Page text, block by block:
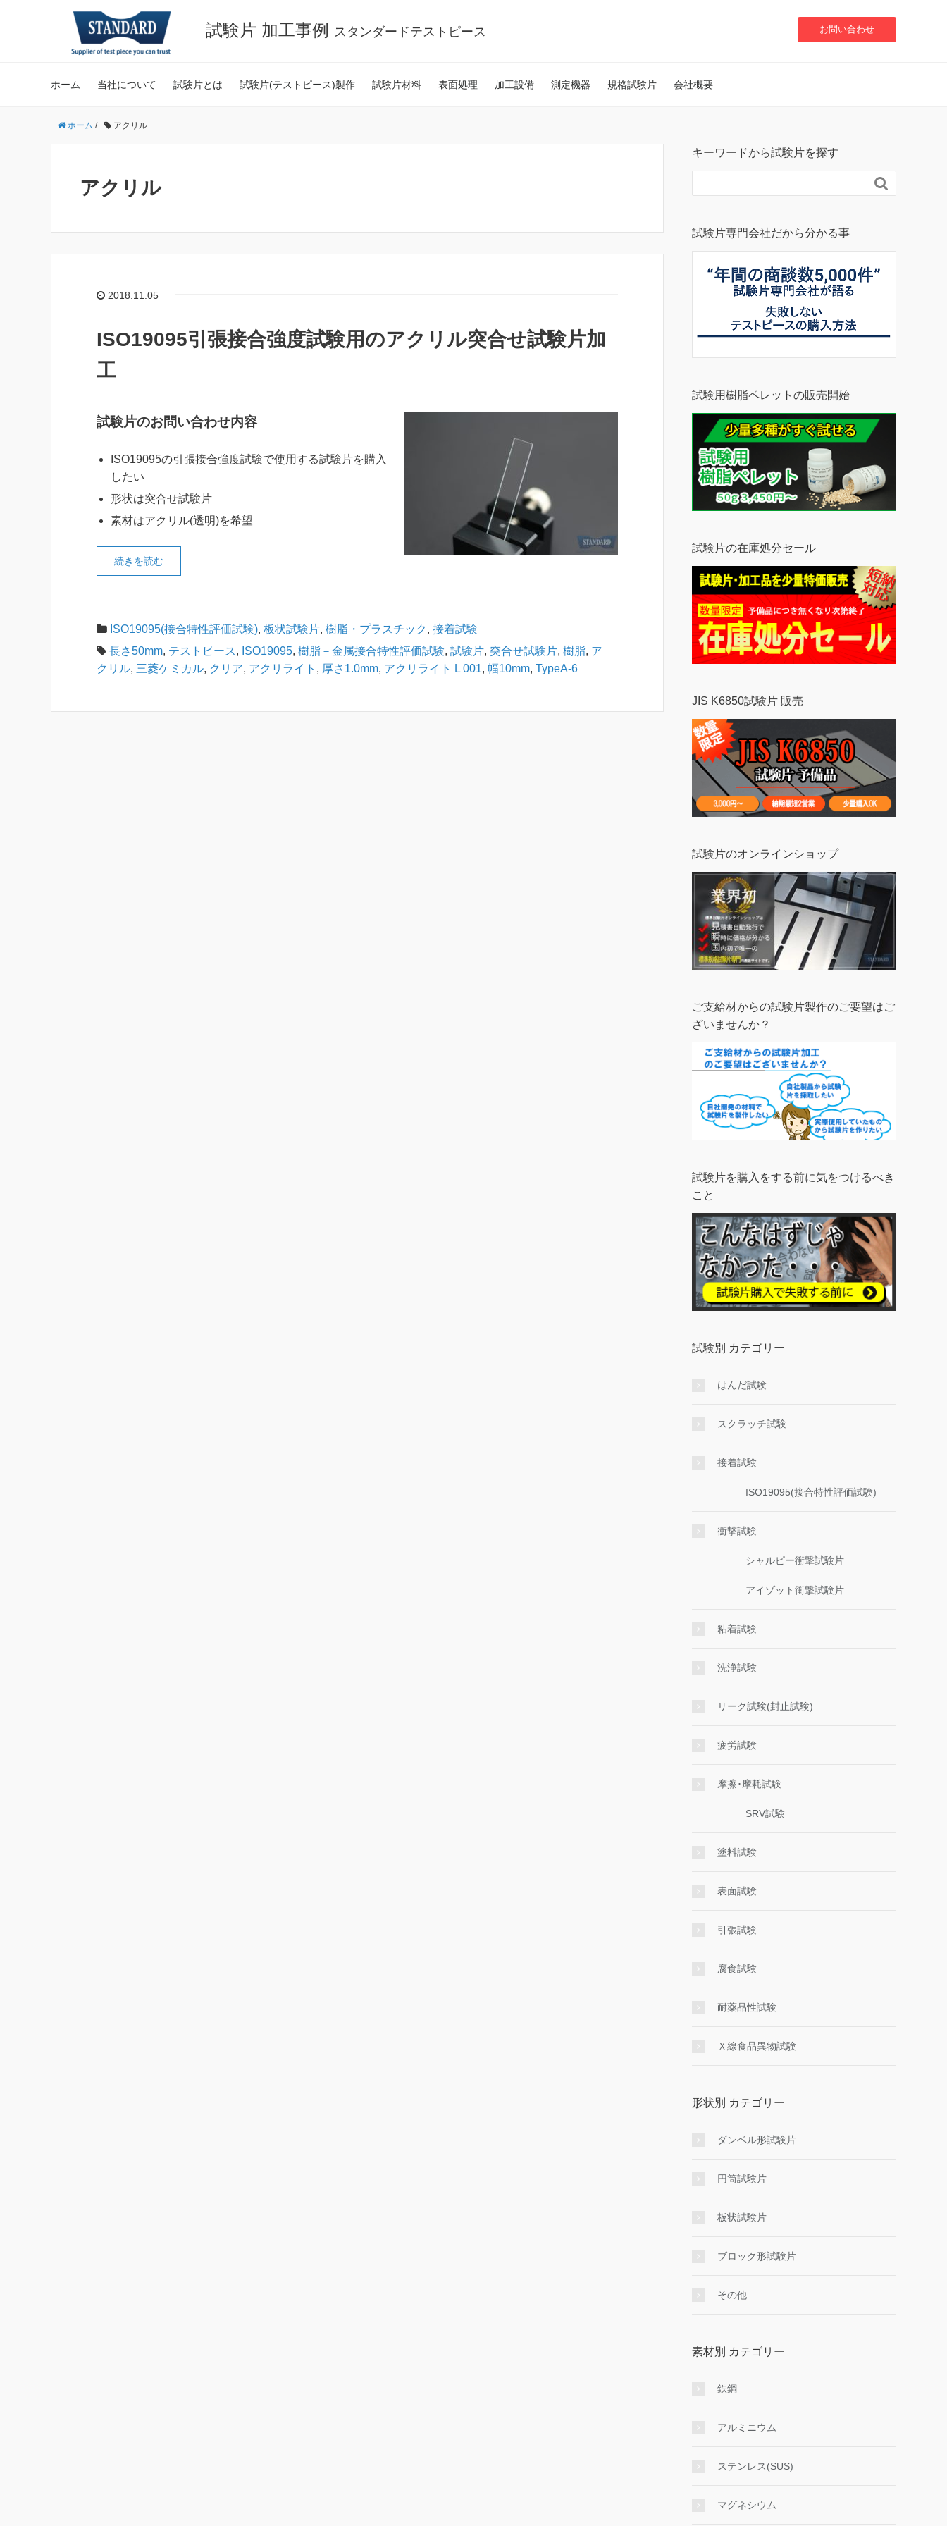
試験片 加工事例 スタンダードテストピース お問い合わせ
ホーム 当社について 試験片とは 試験片(テストピース)製作 試験片材料 表面処理 加工設備 測定機器 規格試験片 会社概要
ホーム / アクリル
アクリル
2018.11.05
ISO19095引張接合強度試験用のアクリル突合せ試験片加
工
試験片のお問い合わせ内容
ISO19095の引張接合強度試験で使用する試験片を購入
したい
形状は突合せ試験片
素材はアクリル(透明)を希望
続きを読む
ISO19095(接合特性評価試験), 板状試験片, 樹脂・プラスチック , 接着試験
長さ50mm, テストピース, ISO19095, 樹脂－金属接合特性評価試験, 試験片, 突合せ試験片, 樹脂, ア
クリル, 三菱ケミカル, クリア, アクリライト , 厚さ1.0mm, アクリライト L 001, 幅10mm, TypeA-6
キーワードから試験片を探す

試験片専門会社だから分かる事
試験用樹脂ペレットの販売開始
試験片の在庫処分セール
JIS K6850試験片 販売
試験片のオンラインショップ
ご支給材からの試験片製作のご要望はご
ざいませんか？
試験片を購入をする前に気をつけるべき
こと
試験別 カテゴリー
はんだ試験
スクラッチ試験
接着試験
ISO19095(接合特性評価試験)
衝撃試験
シャルピー衝撃試験片
アイゾット衝撃試験片
粘着試験
洗浄試験
リーク試験(封止試験)
疲労試験
摩擦･摩耗試験
SRV試験
塗料試験
表面試験
引張試験
腐食試験
耐薬品性試験
Ｘ線食品異物試験
形状別 カテゴリー
ダンベル形試験片
円筒試験片
板状試験片
ブロック形試験片
その他
素材別 カテゴリー
鉄鋼
アルミニウム
ステンレス(SUS)
マグネシウム